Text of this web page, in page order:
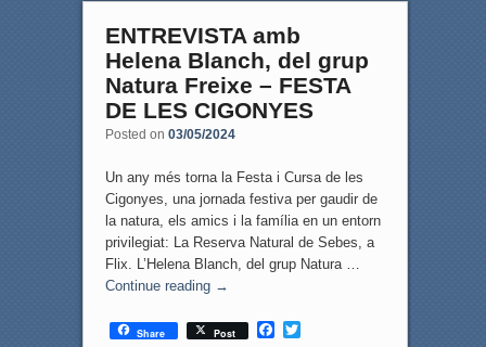
ENTREVISTA amb
Helena Blanch, del grup
Natura Freixe – FESTA
DE LES CIGONYES
Posted on 03/05/2024
Un any més torna la Festa i Cursa de les
Cigonyes, una jornada festiva per gaudir de
la natura, els amics i la família en un entorn
privilegiat: La Reserva Natural de Sebes, a
Flix. L’Helena Blanch, del grup Natura …
Continue reading →
Share Post
F
T